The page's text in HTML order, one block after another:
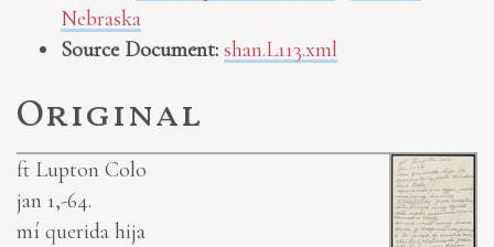
Nebraska
Source Document: shan.L113.xml
Original
ft Lupton Colo
jan 1,-64.
mí querida hija